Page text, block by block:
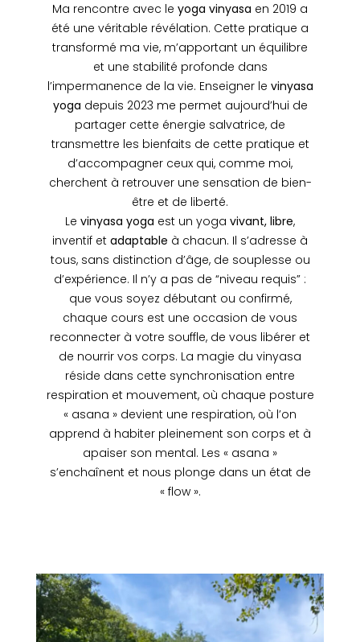
Ma rencontre avec le yoga vinyasa en 2019 a
été une véritable révélation. Cette pratique a
transformé ma vie, m’apportant un équilibre
et une stabilité profonde dans
l’impermanence de la vie. Enseigner le vinyasa
yoga depuis 2023 me permet aujourd’hui de
partager cette énergie salvatrice, de
transmettre les bienfaits de cette pratique et
d’accompagner ceux qui, comme moi,
cherchent à retrouver une sensation de bien-
être et de liberté.
Le vinyasa yoga est un yoga vivant, libre,
inventif et adaptable à chacun. Il s’adresse à
tous, sans distinction d’âge, de souplesse ou
d’expérience. Il n’y a pas de “niveau requis” :
que vous soyez débutant ou confirmé,
chaque cours est une occasion de vous
reconnecter à votre souffle, de vous libérer et
de nourrir vos corps. La magie du vinyasa
réside dans cette synchronisation entre
respiration et mouvement, où chaque posture
« asana » devient une respiration, où l’on
apprend à habiter pleinement son corps et à
apaiser son mental. Les « asana »
s’enchaînent et nous plonge dans un état de
« flow ».